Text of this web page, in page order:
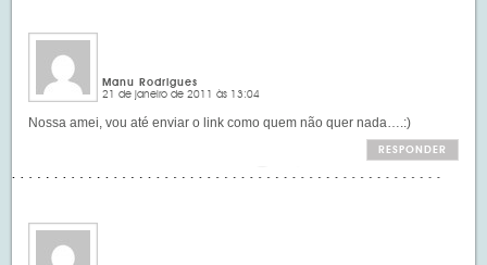
Manu Rodrigues
21 de janeiro de 2011 às 13:04
Nossa amei, vou até enviar o link como quem não quer nada….:)
RESPONDER